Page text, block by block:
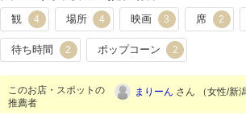
観 4 場所 4 映画 3 席 2
待ち時間 2 ポップコーン 2
このお店・スポットの
推薦者
まりーん さん （女性/新